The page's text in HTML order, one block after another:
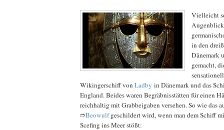
Vielleicht
in den
Dänemark
gemacht,
Wikingerschiff von Ladby in Dänemark und das
England. Beides waren Begräbnisstätten für einen
reichhaltig mit Grabbeigaben versehen. So wie das
➱Beowulfgeschildert wird, wenn man dem Schiff
Scefing ins Meer stößt: